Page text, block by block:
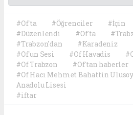
#Of'ta #Öğrenciler #İçin
#Düzenlendi
#Of'ta
#Trabzon'dan
#Karadeniz
#Of'un Sesi
#Of Havadis
#Of Trabzon
#Of'tan haberler
#Of Hacı Mehmet Bahattin
Anadolu Lisesi
#iftar